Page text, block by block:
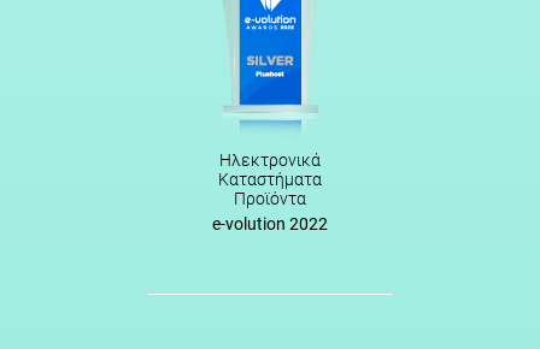
Ηλεκτρονικά
Καταστήματα
Προϊόντα
e-volution 2022